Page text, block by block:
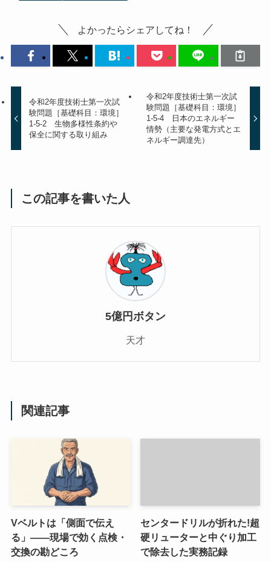
よかったらシェアしてね！
令和2年度技術士第一次試
験問題［基礎科目：環境］
1-5-2 生物多様性条約や
保全に関する取り組み
令和2年度技術士第一次試
験問題［基礎科目：環境］
1-5-4 日本のエネルギー
情勢（主要な発電方式とエ
ネルギー調達先）
この記事を書いた人
5億円ボタン
天才
関連記事
Vベルトは「側面で伝え
る」——現場で効く点検・
交換の勘どころ
センタードリルが折れた!超
硬リューターと中ぐり加工
で除去した実務記録